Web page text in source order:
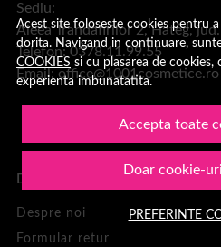
Acest site foloseste cookies pentru
dorita. Navigand in continuare,
COOKIES si cu plasarea de
experienta imbunatatita.
Accepta toate
Doar cookie-
PREFERINTE
Sediu:
Aleea Trandafirilor 2, Hateg,
Telefon: 0378.11.99.55
Email: office@1001cosmetice.ro
DESPRE NOI
Despre noi
Formular retur